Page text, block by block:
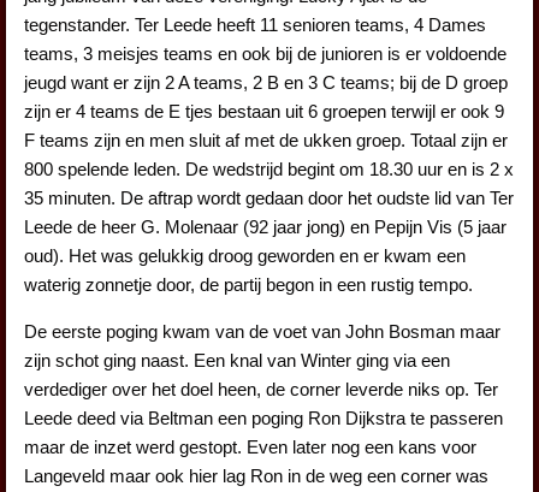
tegenstander. Ter Leede heeft 11 senioren teams, 4 Dames
teams, 3 meisjes teams en ook bij de junioren is er voldoende
jeugd want er zijn 2 A teams, 2 B en 3 C teams; bij de D groep
zijn er 4 teams de E tjes bestaan uit 6 groepen terwijl er ook 9
F teams zijn en men sluit af met de ukken groep. Totaal zijn er
800 spelende leden. De wedstrijd begint om 18.30 uur en is 2 x
35 minuten. De aftrap wordt gedaan door het oudste lid van Ter
Leede de heer G. Molenaar (92 jaar jong) en Pepijn Vis (5 jaar
oud). Het was gelukkig droog geworden en er kwam een
waterig zonnetje door, de partij begon in een rustig tempo.
De eerste poging kwam van de voet van John Bosman maar
zijn schot ging naast. Een knal van Winter ging via een
verdediger over het doel heen, de corner leverde niks op. Ter
Leede deed via Beltman een poging Ron Dijkstra te passeren
maar de inzet werd gestopt. Even later nog een kans voor
Langeveld maar ook hier lag Ron in de weg een corner was